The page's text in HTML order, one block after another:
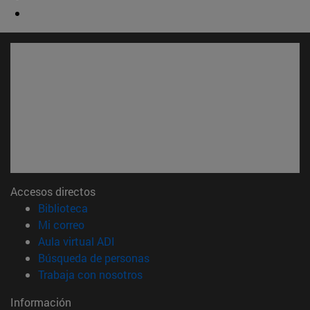
Accesos directos
Biblioteca
Mi correo(abre en nueva ventana)
Aula virtual ADI
Búsqueda de personas(abre en nueva ventana)
Trabaja con nosotros(abre en nueva ventana)
Información